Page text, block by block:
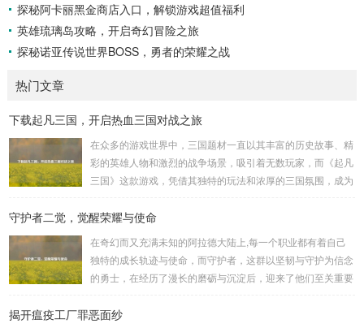
探秘阿卡丽黑金商店入口，解锁游戏超值福利
英雄琉璃岛攻略，开启奇幻冒险之旅
探秘诺亚传说世界BOSS，勇者的荣耀之战
热门文章
下载起凡三国，开启热血三国对战之旅
在众多的游戏世界中，三国题材一直以其丰富的历史故事、精
彩的英雄人物和激烈的战争场景，吸引着无数玩家，而《起凡
三国》这款游戏，凭借其独特的玩法和浓厚的三国氛围，成为
何进行起凡三国下载,开启一段热血的三国对战之旅。 《起凡
以化身为三国时期的知名将领，如勇猛无双的吕布、足智多谋
的诸葛亮、忠义双全的关羽等，率领自己的军队在战场上冲锋
陷阵、排兵布阵，游戏中的每一场战斗都充满了变...
守护者二觉，觉醒荣耀与使命
在奇幻而又充满未知的阿拉德大陆上,每一个职业都有着自己
独特的成长轨迹与使命，而守护者，这群以坚韧与守护为信念
的勇士，在经历了漫长的磨砺与沉淀后，迎来了他们至关重要
大陆的那一刻起，便肩负着守护的重任，他们身躯魁梧，手持
揭开瘟疫工厂罪恶面纱